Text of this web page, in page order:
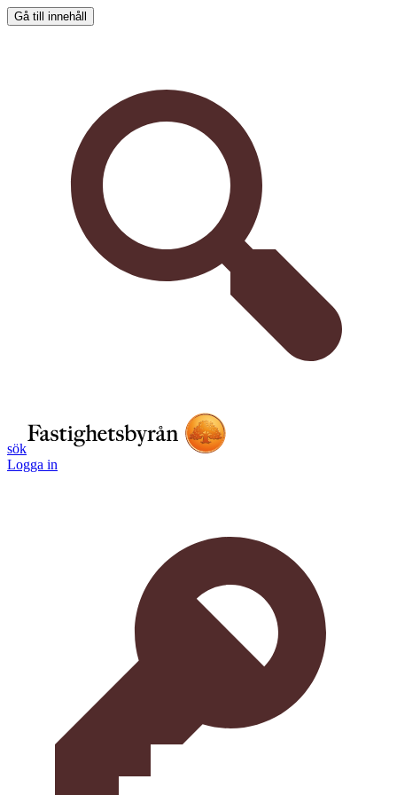
Gå till innehåll
sök
Logga in